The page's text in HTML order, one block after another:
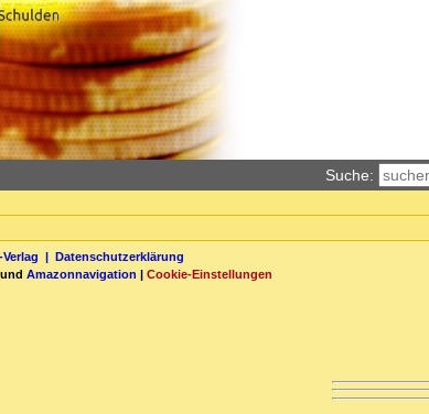
Suche:
Verlag | Datenschutzerklärung
und Amazonnavigation | Cookie-Einstellungen